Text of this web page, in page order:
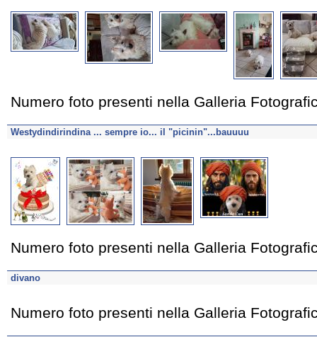
Numero foto presenti nella Galleria
Westydindirindina ... sempre io... il "picinin"...bauuuu
Numero foto presenti nella Galleria
divano
Numero foto presenti nella Galleria